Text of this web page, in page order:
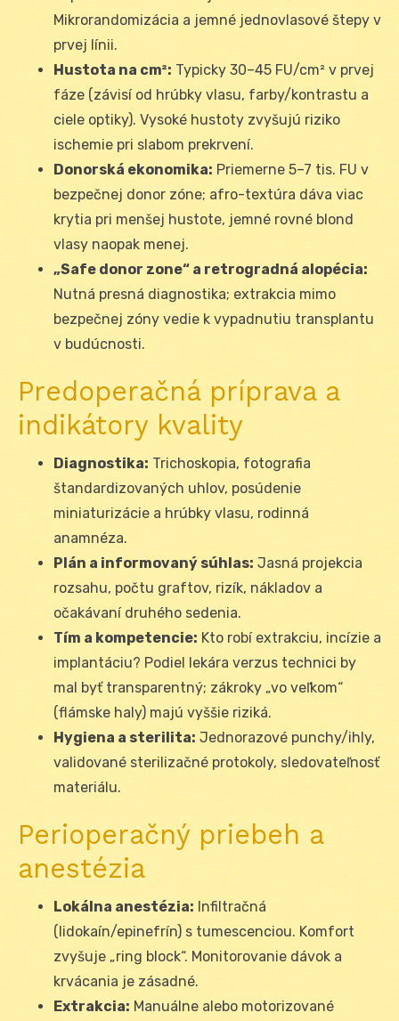
Mikrorandomizácia a jemné jednovlasové štepy v
prvej línii.
Hustota na cm²: Typicky 30–45 FU/cm² v prvej
fáze (závisí od hrúbky vlasu, farby/kontrastu a
ciele optiky). Vysoké hustoty zvyšujú riziko
ischemie pri slabom prekrvení.
Donorská ekonomika: Priemerne 5–7 tis. FU v
bezpečnej donor zóne; afro-textúra dáva viac
krytia pri menšej hustote, jemné rovné blond
vlasy naopak menej.
„Safe donor zone“ a retrogradná alopécia:
Nutná presná diagnostika; extrakcia mimo
bezpečnej zóny vedie k vypadnutiu transplantu
v budúcnosti.
Predoperačná príprava a
indikátory kvality
Diagnostika: Trichoskopia, fotografia
štandardizovaných uhlov, posúdenie
miniaturizácie a hrúbky vlasu, rodinná
anamnéza.
Plán a informovaný súhlas: Jasná projekcia
rozsahu, počtu graftov, rizík, nákladov a
očakávaní druhého sedenia.
Tím a kompetencie: Kto robí extrakciu, incízie a
implantáciu? Podiel lekára verzus technici by
mal byť transparentný; zákroky „vo veľkom“
(flámske haly) majú vyššie riziká.
Hygiena a sterilita: Jednorazové punchy/ihly,
validované sterilizačné protokoly, sledovateľnosť
materiálu.
Perioperačný priebeh a
anestézia
Lokálna anestézia: Infiltračná
(lidokaín/epinefrín) s tumescenciou. Komfort
zvyšuje „ring block“. Monitorovanie dávok a
krvácania je zásadné.
Extrakcia: Manuálne alebo motorizované